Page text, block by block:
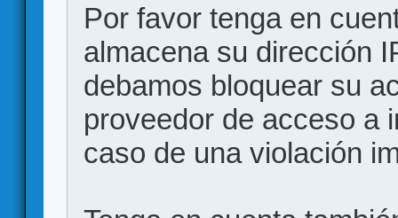
Por favor tenga en
almacena su dirección
debamos bloquear su
proveedor de acceso a
caso de una violación